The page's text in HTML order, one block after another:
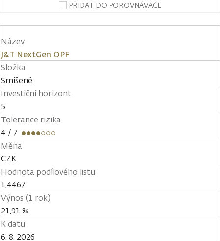
PŘIDAT DO POROVNÁVAČE
Název
J&T NextGen OPF
Složka
Smíšené
Investiční horizont
5
Tolerance rizika
4 / 7
Měna
CZK
Hodnota podílového listu
1,4467
Výnos (1 rok)
21,91 %
K datu
6. 8. 2026